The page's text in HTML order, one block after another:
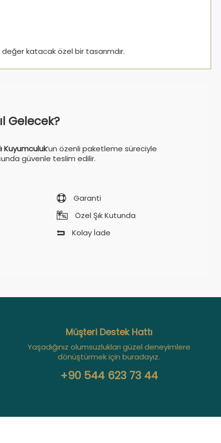
katacak özel bir tasarımdır.
Gelecek?
Kuyumculuk’un özenli paketleme süreciyle
güvenle teslim edilir.
Garanti
Özel Şık Kutunda
Kolay İade
Müşteri Destek Hattı
Yaşadığınız olumsuzlukları güzel deneyimlere
dönüştürmek için buradayız.
+90 544 623 73 44